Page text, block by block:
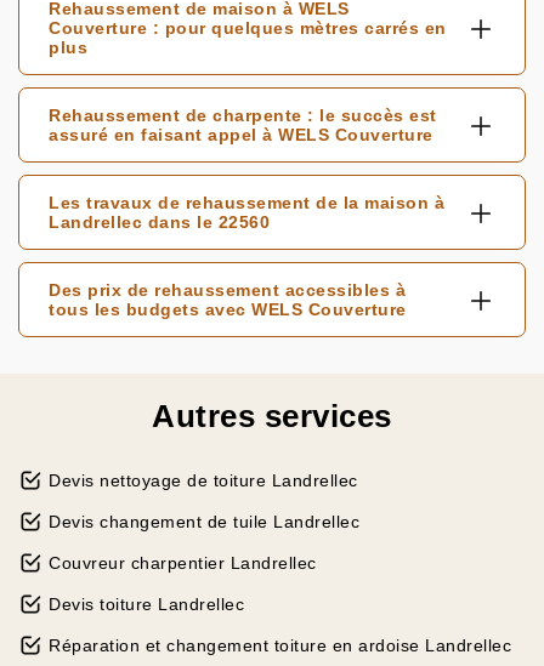
Rehaussement de maison à WELS
Couverture : pour quelques mètres carrés en
plus
Rehaussement de charpente : le succès est
assuré en faisant appel à WELS Couverture
Les travaux de rehaussement de la maison à
Landrellec dans le 22560
Des prix de rehaussement accessibles à
tous les budgets avec WELS Couverture
Autres services
Devis nettoyage de toiture Landrellec
Devis changement de tuile Landrellec
Couvreur charpentier Landrellec
Devis toiture Landrellec
Réparation et changement toiture en ardoise Landrellec